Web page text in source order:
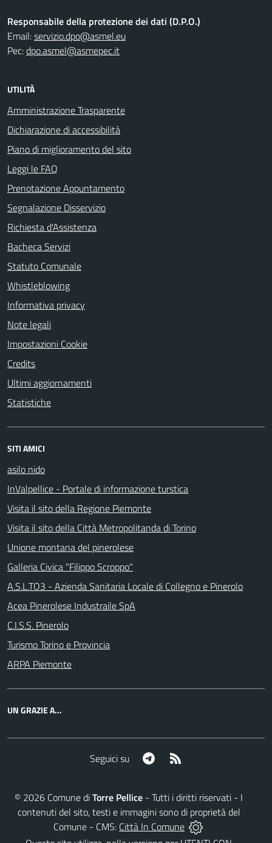
Responsabile della protezione dei dati (D.P.O.)
Email:servizio.dpo@asmel.eu
Pec:dpo.asmel@asmepec.it
UTILITÀ
Amministrazione Trasparente
Dichiarazione di accessibilità
Piano di miglioramento del sito
Leggi le FAQ
Prenotazione Appuntamento
Segnalazione Disservizio
Richiesta d'Assistenza
Bacheca Servizi
Statuto Comunale
Whistleblowing
Informativa privacy
Note legali
Impostazioni Cookie
Credits
Ultimi aggiornamenti
Statistiche
SITI AMICI
asilo nido
InValpellice - Portale di informazione turstica
Visita il sito della Regione Piemonte
Visita il sito della Città Metropolitanda di Torino
Unione montana del pinerolese
Galleria Civica "Filippo Scroppo"
A.S.L.TO3 - Azienda Sanitaria Locale di Collegno e Pinerolo
Acea Pinerolese Industraile SpA
C.I.S.S. Pinerolo
Turismo Torino e Provincia
ARPA Piemonte
UN GRAZIE A...
Seguici su Telegram
© 2026 Comune diTorre Pellice - Tutti i diritti riservati - I
contenuti del sito, testi e immagini sono di proprietà del
Comune - CMS: Città In Comune